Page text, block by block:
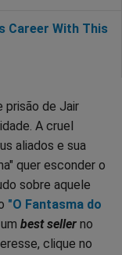
prisão de Jair
A cruel
aliados e sua
quer esconder o
sobre aquele
"O Fantasma do
um best seller no
clique no